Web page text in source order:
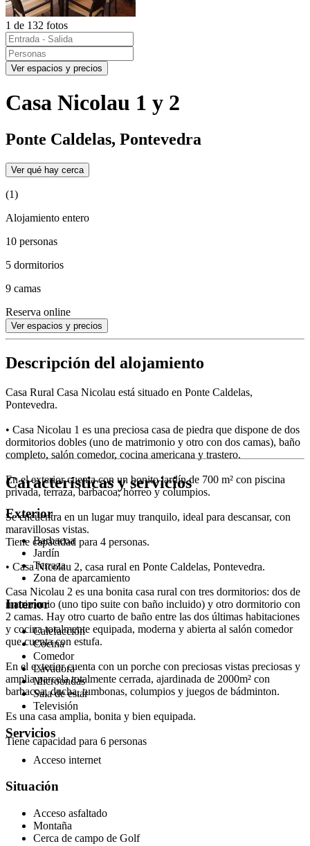
1 de 132 fotos
Ver espacios y precios
Casa Nicolau 1 y 2
Ponte Caldelas, Pontevedra
Ver qué hay cerca
(1)
Alojamiento entero
10 personas
5 dormitorios
9 camas
Reserva online
Ver espacios y precios
Descripción del alojamiento
Casa Rural Casa Nicolau está situado en Ponte Caldelas,
Pontevedra.
• Casa Nicolau 1 es una preciosa casa de piedra que dispone de dos
dormitorios dobles (uno de matrimonio y otro con dos camas), baño
completo, salón comedor, cocina americana y trastero.
En el exterior cuenta con un bonito jardín de 700 m² con piscina
privada, terraza, barbacoa, hórreo y columpios.
Se encuentra en un lugar muy tranquilo, ideal para descansar, con
maravillosas vistas.
Tiene capacidad para 4 personas.
• Casa Nicolau 2, casa rural en Ponte Caldelas, Pontevedra.
Casa Nicolau 2 es una bonita casa rural con tres dormitorios: dos de
matrimonio (uno tipo suite con baño incluido) y otro dormitorio con
2 camas. Hay otro cuarto de baño entre las dos últimas habitaciones
y cocina totalmente equipada, moderna y abierta al salón comedor
que cuenta con estufa.
En el exterior cuenta con un porche con preciosas vistas preciosas y
amplia parcela totalmente cerrada, ajardinada de 2000m² con
barbacoa, ducha, tumbonas, columpios y juegos de bádminton.
Es una casa amplia, bonita y bien equipada.
Tiene capacidad para 6 personas
Características y servicios
Exterior
Barbacoa
Jardín
Terraza
Zona de aparcamiento
Interior
Calefacción
Cocina
Comedor
Lavadora
Microondas
Sala de estar
Televisión
Servicios
Acceso internet
Situación
Acceso asfaltado
Montaña
Cerca de campo de Golf